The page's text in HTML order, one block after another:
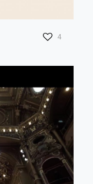
4